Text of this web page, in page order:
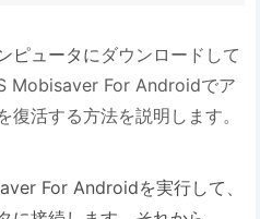
ピュータに ダウンロードして
Mobisaver For Androidでア
復活する方法を説明します。
For Androidを実行して、